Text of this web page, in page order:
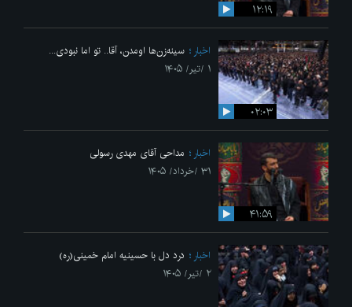
۱۲:۱۹
۰۲:۰۳
اخبار
سینه‌زن‌ها اومدن،‌ آقا.. تو اما نبودی...
۱ /تیر/ ۱۴۰۵
۴۱:۵۹
اخبار
مداحی آقای مهدی رسولی
۳۱ /خرداد/ ۱۴۰۵
اخبار
درد دل با حسینیه امام خمینی(ره)
۲ /تیر/ ۱۴۰۵